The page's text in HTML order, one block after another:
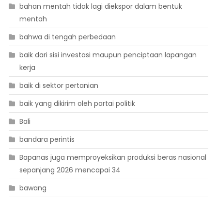
bahan mentah tidak lagi diekspor dalam bentuk
mentah
bahwa di tengah perbedaan
baik dari sisi investasi maupun penciptaan lapangan
kerja
baik di sektor pertanian
baik yang dikirim oleh partai politik
Bali
bandara perintis
Bapanas juga memproyeksikan produksi beras nasional
sepanjang 2026 mencapai 34
bawang